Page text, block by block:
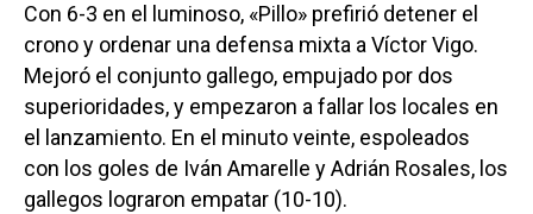
Con 6-3 en el luminoso, «Pillo» prefirió detener el
crono y ordenar una defensa mixta a Víctor Vigo.
Mejoró el conjunto gallego, empujado por dos
superioridades, y empezaron a fallar los locales en
el lanzamiento. En el minuto veinte, espoleados
con los goles de Iván Amarelle y Adrián Rosales, los
gallegos lograron empatar (10-10).